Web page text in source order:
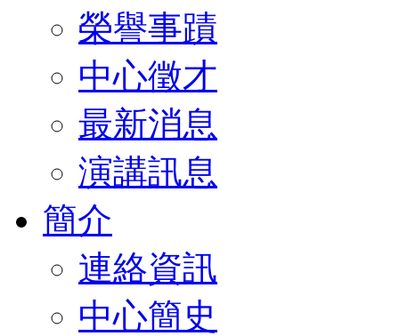
榮譽事蹟
中心徵才
最新消息
演講訊息
簡介
連絡資訊
中心簡史